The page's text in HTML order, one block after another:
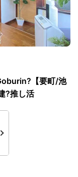
【要町/池
?推し活